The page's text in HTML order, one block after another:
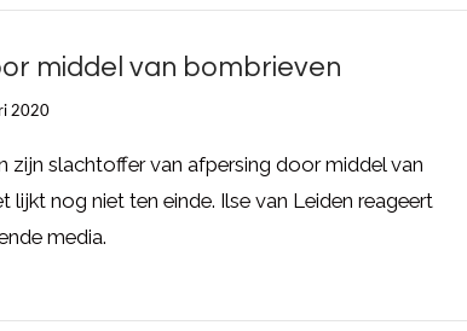
middel van bombrieven
2020
zijn slachtoffer van afpersing door middel van
lijkt nog niet ten einde. Ilse van Leiden reageert
media.